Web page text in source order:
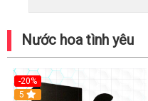
Nước hoa tình yêu
-20%
5